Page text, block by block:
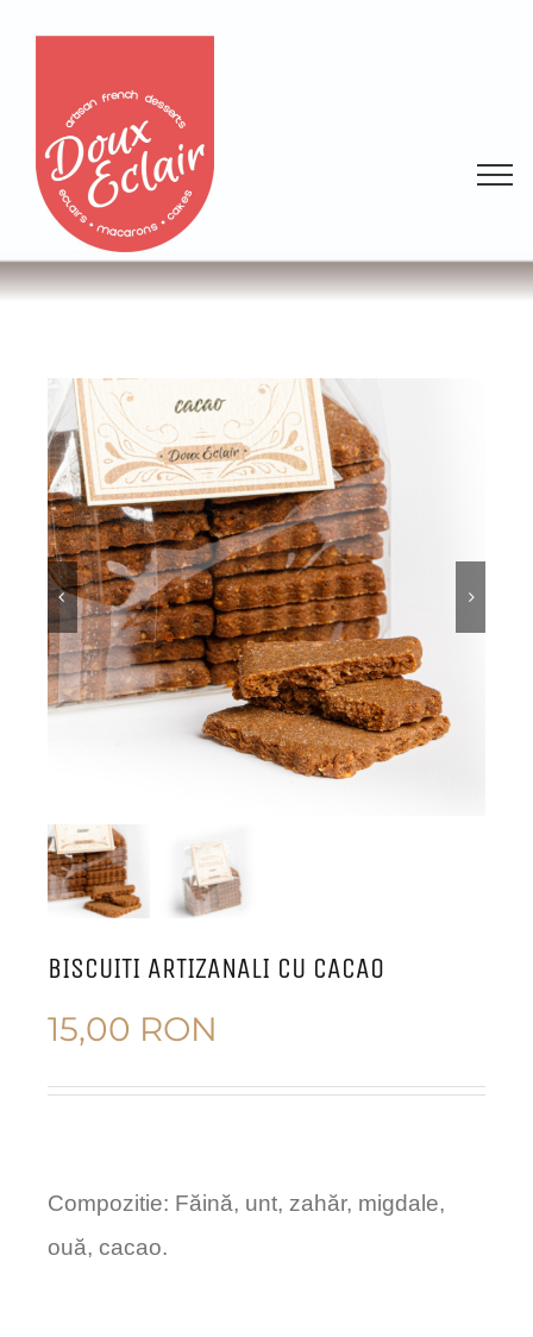
 
BISCUITI ARTIZANALI CU CACAO
15,00 RON
Compozitie: Făină, unt, zahăr, migdale,
ouă, cacao.